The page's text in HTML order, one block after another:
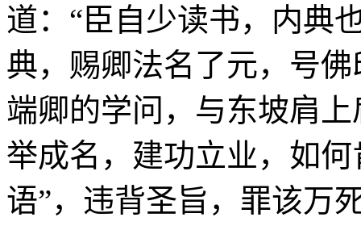
道：“臣自少读书，内典
典，赐卿法名了元，号
端卿的学问，与东坡肩
举成名，建功立业，如
语”，违背圣旨，罪该万